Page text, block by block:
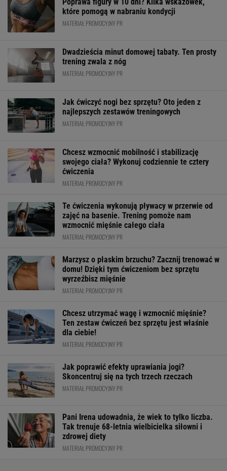
które pomogą w nabraniu kondycji
MATERIAŁ PROMOCYJNY PR
Dwadzieścia minut domowej tabaty. Ten prosty
trening zwala z nóg
MATERIAŁ PROMOCYJNY PR
Jak ćwiczyć nogi bez sprzętu? Oto jeden z
najlepszych zestawów treningowych
MATERIAŁ PROMOCYJNY PR
Chcesz wzmocnić mobilność i stabilizację
swojego ciała? Wykonuj codziennie te cztery
ćwiczenia
MATERIAŁ PROMOCYJNY PR
Te ćwiczenia wykonują pływacy w przerwie od
zajęć na basenie. Trening pomoże nam
wzmocnić mięśnie całego ciała
MATERIAŁ PROMOCYJNY PR
Marzysz o płaskim brzuchu? Zacznij trenować w
domu! Dzięki tym ćwiczeniom bez sprzętu
wyrzeźbisz mięśnie
MATERIAŁ PROMOCYJNY PR
Chcesz utrzymać wagę i wzmocnić mięśnie?
Ten zestaw ćwiczeń bez sprzętu jest właśnie
dla ciebie!
MATERIAŁ PROMOCYJNY PR
Jak poprawić efekty uprawiania jogi?
Skoncentruj się na tych trzech rzeczach
MATERIAŁ PROMOCYJNY PR
Pani Irena udowadnia, że wiek to tylko liczba.
Tak trenuje 68-letnia wielbicielka siłowni i
zdrowej diety
MATERIAŁ PROMOCYJNY PR